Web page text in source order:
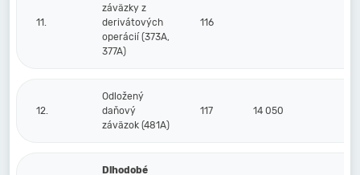
11.
záväzky z
derivátových
operácií (373A,
377A)
116
12.
Odložený
daňový
záväzok (481A)
117 14 050
Dlhodobé